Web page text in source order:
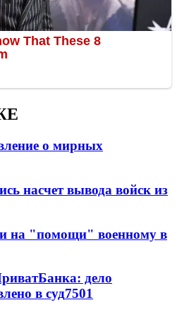
о мирных
насчет вывода войск из
на "помощи" военному в
дело
в суд7501